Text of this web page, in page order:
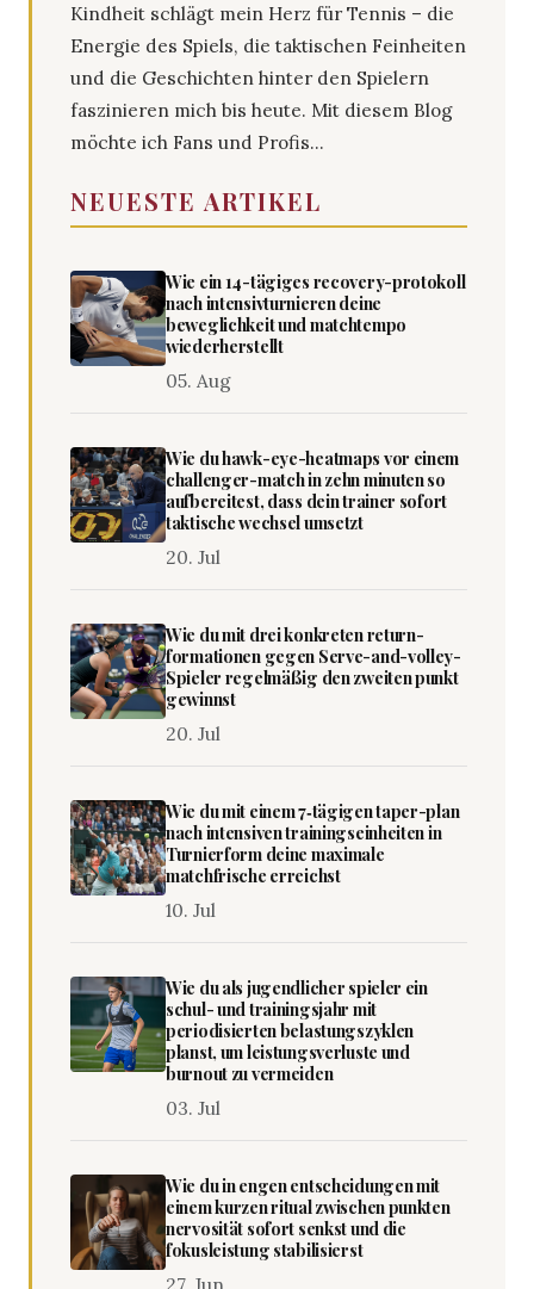
Kindheit schlägt mein Herz für Tennis – die
Energie des Spiels, die taktischen Feinheiten
und die Geschichten hinter den Spielern
faszinieren mich bis heute. Mit diesem Blog
möchte ich Fans und Profis...
NEUESTE ARTIKEL
Wie ein 14-tägiges recovery-protokoll
nach intensivturnieren deine
beweglichkeit und matchtempo
wiederherstellt
05. Aug
Wie du hawk-eye-heatmaps vor einem
challenger-match in zehn minuten so
aufbereitest, dass dein trainer sofort
taktische wechsel umsetzt
20. Jul
Wie du mit drei konkreten return-
formationen gegen Serve-and-volley-
Spieler regelmäßig den zweiten punkt
gewinnst
20. Jul
Wie du mit einem 7‑tägigen taper-plan
nach intensiven trainingseinheiten in
Turnierform deine maximale
matchfrische erreichst
10. Jul
Wie du als jugendlicher spieler ein
schul- und trainingsjahr mit
periodisierten belastungszyklen
planst, um leistungsverluste und
burnout zu vermeiden
03. Jul
Wie du in engen entscheidungen mit
einem kurzen ritual zwischen punkten
nervosität sofort senkst und die
fokusleistung stabilisierst